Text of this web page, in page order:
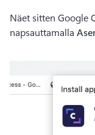
Näet sitten Google
napsauttamalla